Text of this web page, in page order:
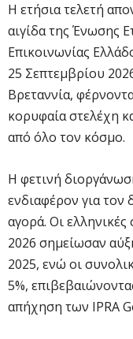
Η ετήσια τελετή
αιγίδα της Ένωσης
Επικοινωνίας
25 Σεπτεμβρίου
Βρεταννία,
κορυφαία στελέχη
από όλο τον κόσμο.
Η φετινή
ενδιαφέρον για τον
αγορά. Οι
2026 σημείωσαν
2025, ενώ οι
5%,
απήχηση των IPRA